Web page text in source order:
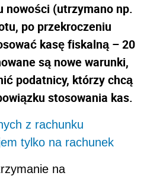
nowości (utrzymano np.
po przekroczeniu
kasę fiskalną – 20
są nowe warunki,
podatnicy, którzy chcą
stosowania kas.
z rachunku
tylko na rachunek
na